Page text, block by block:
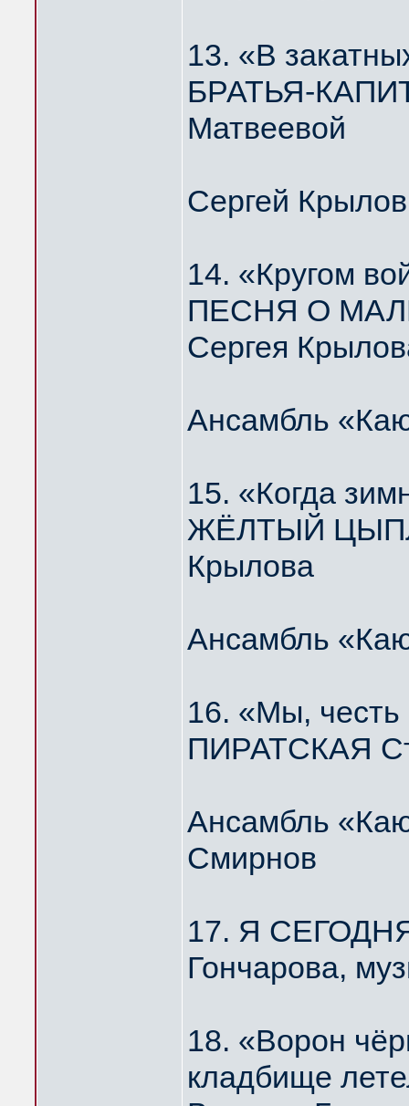
13. «В
БРАТЬЯ-
Матвеевой
Сергей Крылов
14. «Кругом
ПЕСНЯ О
Сергея
Ансамбль
15. «Когда
ЖЁЛТЫЙ
Крылова
Ансамбль
16. «Мы, честь
ПИРАТСКАЯ
Ансамбль
Смирнов
17. Я
Гончарова,
18. «Ворон
кладбище